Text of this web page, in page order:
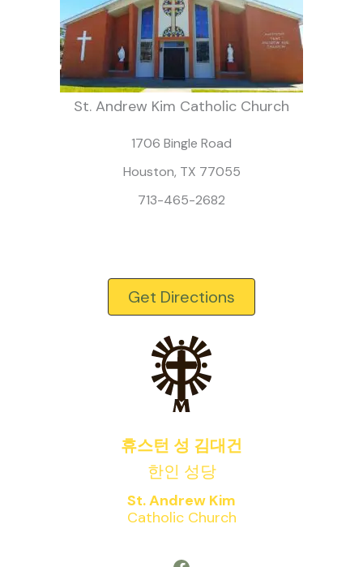
St. Andrew Kim Catholic Church
1706 Bingle Road
Houston, TX 77055
713-465-2682
Get Directions
휴스턴 성 김대건
한인 성당
St. Andrew Kim
Catholic Church